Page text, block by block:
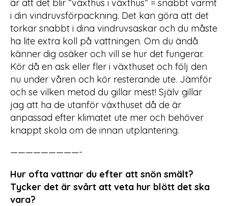
är att det blir “växthus i växthus” = snabbt varmt
i din vindruvsförpackning. Det kan göra att det
torkar snabbt i dina vindruvsaskar och du måste
ha lite extra koll på vattningen. Om du ändå
känner dig osäker och vill se hur det fungerar.
Kör då en ask eller fler i växthuset och följ den
nu under våren och kör resterande ute. Jämför
och se vilken metod du gillar mest! Själv gillar
jag att ha de utanför växthuset då de är
anpassad efter klimatet ute mer och behöver
knappt skola om de innan utplantering.
—————————-
Hur ofta vattnar du efter att snön smält?
Tycker det är svårt att veta hur blött det ska
vara?